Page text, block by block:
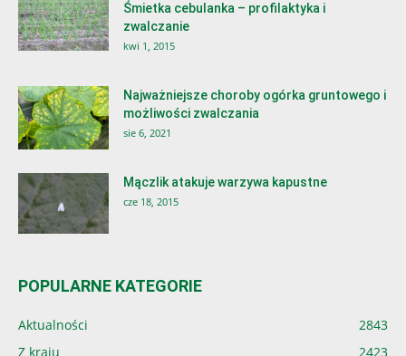
Śmietka cebulanka – profilaktyka i
zwalczanie
kwi 1, 2015
Najważniejsze choroby ogórka gruntowego i
możliwości zwalczania
sie 6, 2021
Mączlik atakuje warzywa kapustne
cze 18, 2015
POPULARNE KATEGORIE
Aktualności
2843
Z kraju
2423